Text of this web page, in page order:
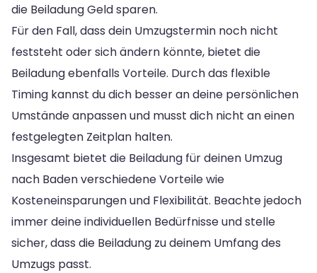
die Beiladung Geld sparen.
Für den Fall, dass dein Umzugstermin noch nicht
feststeht oder sich ändern könnte, bietet die
Beiladung ebenfalls Vorteile. Durch das flexible
Timing kannst du dich besser an deine persönlichen
Umstände anpassen und musst dich nicht an einen
festgelegten Zeitplan halten.
Insgesamt bietet die Beiladung für deinen Umzug
nach Baden verschiedene Vorteile wie
Kosteneinsparungen und Flexibilität. Beachte jedoch
immer deine individuellen Bedürfnisse und stelle
sicher, dass die Beiladung zu deinem Umfang des
Umzugs passt.